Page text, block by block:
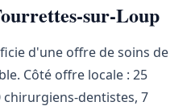
sur-Loup
d'une offre de soins de
Côté offre locale : 25
chirurgiens-dentistes, 7